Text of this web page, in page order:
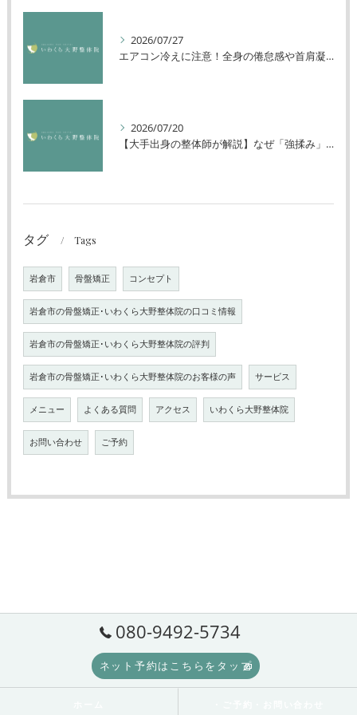
2026/07/27
エアコン冷えに注意！全身の倦怠感や首肩凝りを解消する方法
2026/07/20
【大手出身の整体師が解説】なぜ「強揉み」は体に良くないのか？
タグ Tags
岩倉市 骨盤矯正 コンセプト
岩倉市の骨盤矯正･いわくら大野整体院の口コミ情報
岩倉市の骨盤矯正･いわくら大野整体院の評判
岩倉市の骨盤矯正･いわくら大野整体院のお客様の声 サービス
メニュー よくある質問 アクセス いわくら大野整体院
お問い合わせ ご予約
080-9492-5734
ネット予約はこちらをタップ